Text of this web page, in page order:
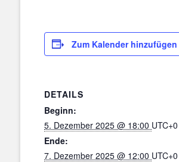
Zum Kalender hinzufügen
DETAILS
Beginn:
5. Dezember 2025 @ 18:00 UTC+0
Ende:
7. Dezember 2025 @ 12:00 UTC+0